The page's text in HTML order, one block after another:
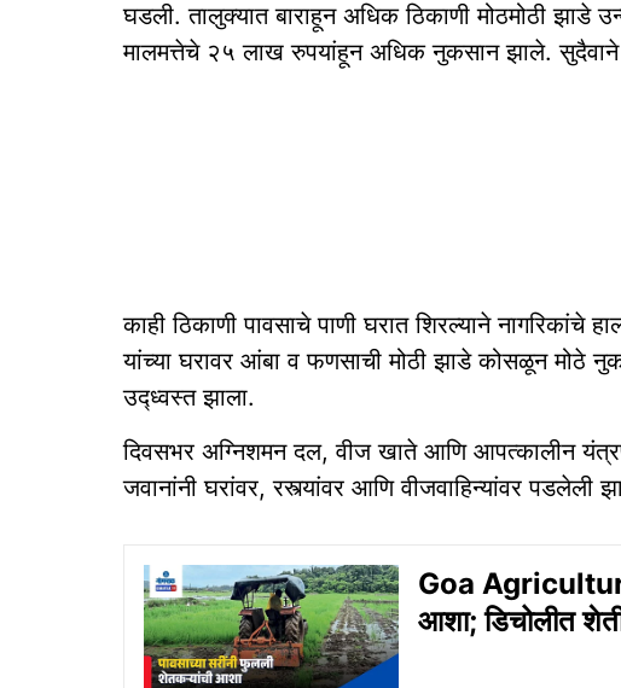
घडली. तालुक्यात बाराहून अधिक ठिकाणी मोठमोठी झाडे
मालमत्तेचे २५ लाख रुपयांहून अधिक नुकसान झाले. सुदैवाने
काही ठिकाणी पावसाचे पाणी घरात शिरल्याने नागरिकांचे
यांच्या घरावर आंबा व फणसाची मोठी झाडे कोसळून मोठे
उद्ध्वस्त झाला.
दिवसभर अग्निशमन दल, वीज खाते आणि आपत्कालीन
जवानांनी घरांवर, रस्त्यांवर आणि वीजवाहिन्यांवर
Goa
आशा; डिचोलीत